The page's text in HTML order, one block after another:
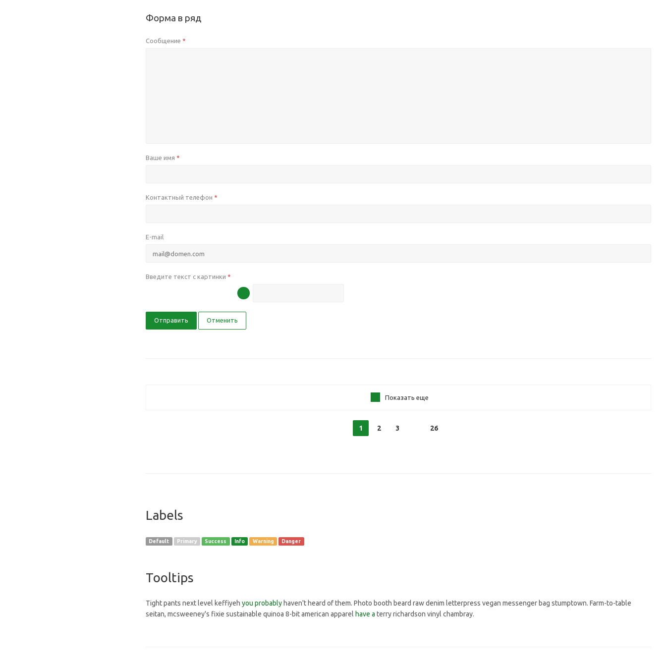
Форма в ряд
Сообщение *
Ваше имя *
Контактный телефон *
E-mail
Введите текст с картинки *
Отправить Отменить
Показать еще
1 2 3 26
Labels
Default Primary Success Info Warning Danger
Tooltips
Tight pants next level keffiyeh you probably haven't heard of them. Photo booth beard raw denim letterpress vegan messenger bag stumptown. Farm-to-table
seitan, mcsweeney's fixie sustainable quinoa 8-bit american apparel have a terry richardson vinyl chambray.